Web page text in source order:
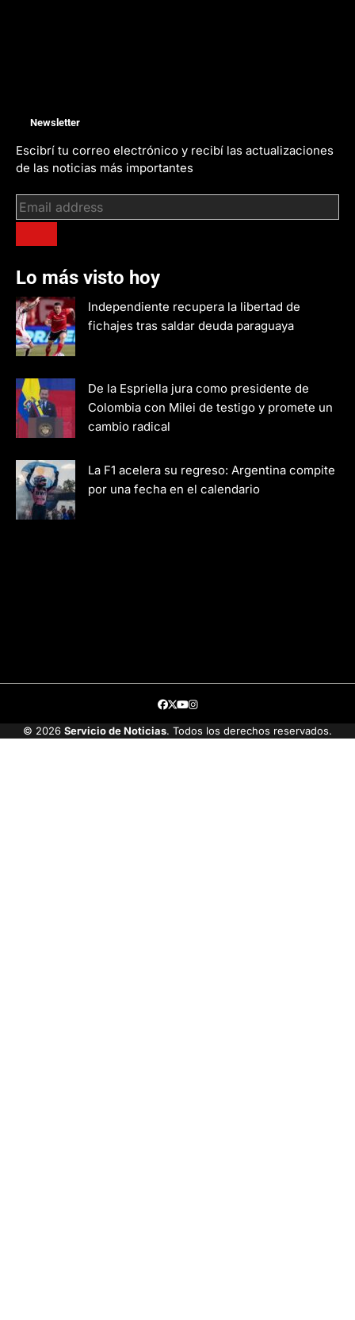
Newsletter
Escibrí tu correo electrónico y recibí las actualizaciones
de las noticias más importantes
Lo más visto hoy
Independiente recupera la libertad de
fichajes tras saldar deuda paraguaya
De la Espriella jura como presidente de
Colombia con Milei de testigo y promete un
cambio radical
La F1 acelera su regreso: Argentina compite
por una fecha en el calendario
Facebook
TwitterYoutube
Instagram
© 2026 Servicio de Noticias. Todos los derechos reservados.